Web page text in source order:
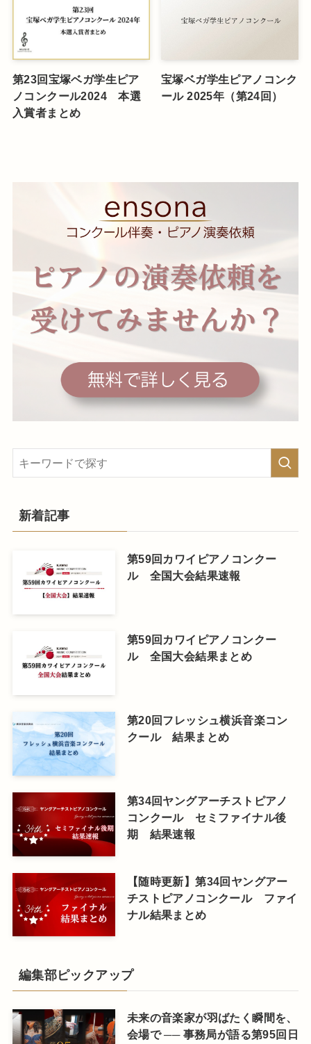
第23回宝塚ベガ学生ピア
ノコンクール2024 本選
入賞者まとめ
宝塚ベガ学生ピアノコンク
ール 2025年（第24回）
新着記事
第59回カワイピアノコンクー
ル 全国大会結果速報
第59回カワイピアノコンクー
ル 全国大会結果まとめ
第20回フレッシュ横浜音楽コン
クール 結果まとめ
第34回ヤングアーチストピアノ
コンクール セミファイナル後
期 結果速報
【随時更新】第34回ヤングアー
チストピアノコンクール ファイ
ナル結果まとめ
編集部ピックアップ
未来の音楽家が羽ばたく瞬間を、
会場で ── 事務局が語る第95回日